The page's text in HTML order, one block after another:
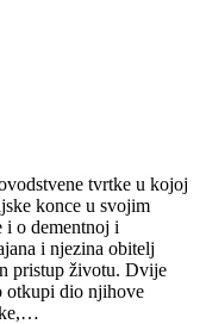
tvrtke u kojoj
konce u svojim
i o dementnoj i
i njezina obitelj
pristup životu. Dvije
otkupi dio njihove